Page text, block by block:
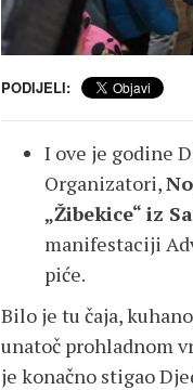
PODIJELI:
I ove je godine
Organizatori,
„Žibekice“ iz
manifestaciji
piće.
Bilo je tu čaja,
unatoč prohladnom
je konačno stigao